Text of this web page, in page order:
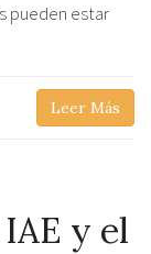
pueden estar
Leer Más
y el